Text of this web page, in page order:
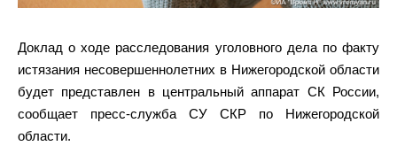
Доклад о ходе расследования уголовного дела по факту
истязания несовершеннолетних в Нижегородской области
будет представлен в центральный аппарат СК России,
сообщает пресс-служба СУ СКР по Нижегородской
области.